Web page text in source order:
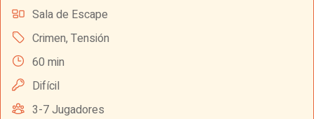
Sala de Escape
Crimen, Tensión
60 min
Difícil
3-7 Jugadores